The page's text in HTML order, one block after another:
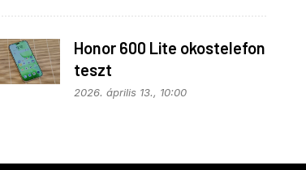
Honor 600 Lite okostelefon
teszt
2026. április 13., 10:00